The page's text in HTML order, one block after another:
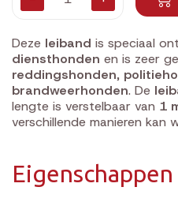
Deze leiband is speciaal
diensthonden en is zeer
reddingshonden,
brandweerhonden. De
lengte is verstelbaar van 1
verschillende manieren kan
Eigenschappen